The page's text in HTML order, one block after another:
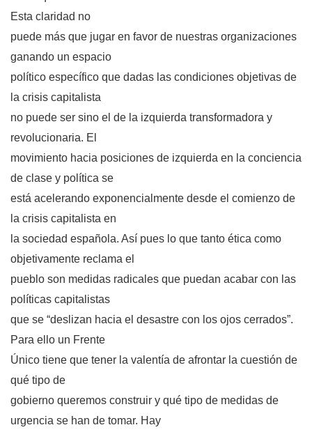
Esta claridad no
puede más que jugar en favor de nuestras organizaciones
ganando un espacio
político específico que dadas las condiciones objetivas de
la crisis capitalista
no puede ser sino el de la izquierda transformadora y
revolucionaria. El
movimiento hacia posiciones de izquierda en la conciencia
de clase y política se
está acelerando exponencialmente desde el comienzo de
la crisis capitalista en
la sociedad española. Así pues lo que tanto ética como
objetivamente reclama el
pueblo son medidas radicales que puedan acabar con las
políticas capitalistas
que se “deslizan hacia el desastre con los ojos cerrados”.
Para ello un Frente
Único tiene que tener la valentía de afrontar la cuestión de
qué tipo de
gobierno queremos construir y qué tipo de medidas de
urgencia se han de tomar. Hay